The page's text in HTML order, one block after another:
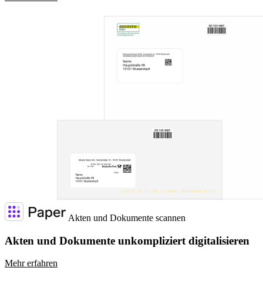
Akten und Dokumente scannen
Akten und Dokumente unkompliziert digitalisieren
Mehr erfahren